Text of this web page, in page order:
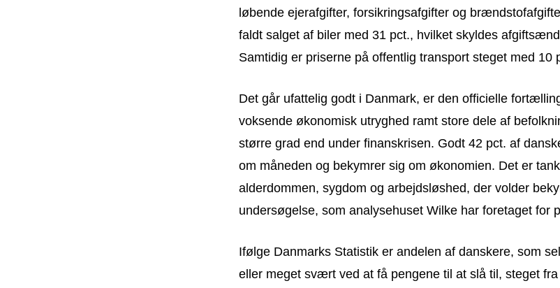
løbende ejerafgifter, forsikringsafgifter og
faldt salget af biler med 31 pct., hvilket skyldes
Samtidig er priserne på offentlig transport steget med 10
Det går ufattelig godt i Danmark, er den officielle
voksende økonomisk utryghed ramt store dele af
større grad end under finanskrisen. Godt 42 pct. af
om måneden og bekymrer sig om økonomien. Det er
alderdommen, sygdom og arbejdsløshed, der volder
undersøgelse, som analysehuset Wilke har foretaget for
Ifølge Danmarks Statistik er andelen af danskere, som
eller meget svært ved at få pengene til at slå til, steget